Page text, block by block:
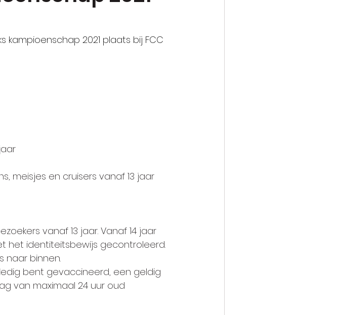
kampioenschap 2021 plaats bij FCC
meisjes en cruisers vanaf 13 jaar
vanaf 13 jaar. Vanaf 14 jaar
het identiteitsbewijs gecontroleerd.
naar binnen.
bent gevaccineerd, een geldig
van maximaal 24 uur oud